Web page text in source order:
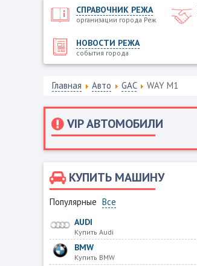
СПРАВОЧНИК РЕЖА
организации города Реж
НОВОСТИ РЕЖА
события города
Главная Авто GAC WAY M1
VIP АВТОМОБИЛИ
КУПИТЬ МАШИНУ
Популярные Все
AUDI
Купить Audi
BMW
Купить BMW